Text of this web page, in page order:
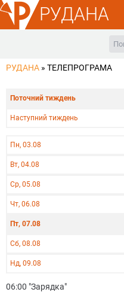
РУДАНА
РУДАНА » ТЕЛЕПРОГРАМА
Поточний тиждень
Наступний тиждень
Пн, 03.08
Вт, 04.08
Ср, 05.08
Чт, 06.08
Пт, 07.08
Сб, 08.08
Нд, 09.08
06:00 "Зарядка"